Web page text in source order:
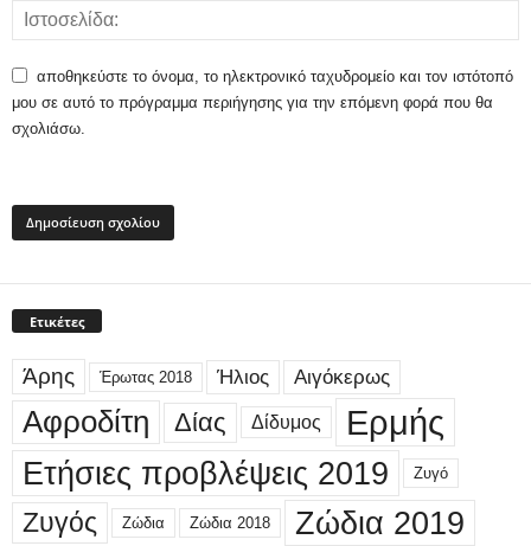
αποθηκεύστε το όνομα, το ηλεκτρονικό ταχυδρομείο και τον ιστότοπό
μου σε αυτό το πρόγραμμα περιήγησης για την επόμενη φορά που θα
σχολιάσω.
Ετικέτες
Άρης Έρωτας 2018 Ήλιος Αιγόκερως
Αφροδίτη Δίας Δίδυμος Ερμής
Ετήσιες προβλέψεις 2019 Ζυγό
Ζυγός Ζώδια Ζώδια 2018 Ζώδια 2019